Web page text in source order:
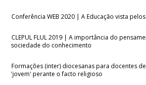
sociedade do conhecimento
'jovem' perante o facto religioso